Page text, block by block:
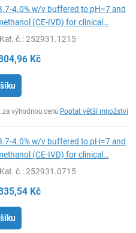
4.0% w/v buffered to pH=7 and
(CE-IVD) for clinical…
Kat. č.: 252931.1215
Kč
výhodnou cenu Poptat větší množství
4.0% w/v buffered to pH=7 and
(CE-IVD) for clinical…
Kat. č.: 252931.0715
Kč